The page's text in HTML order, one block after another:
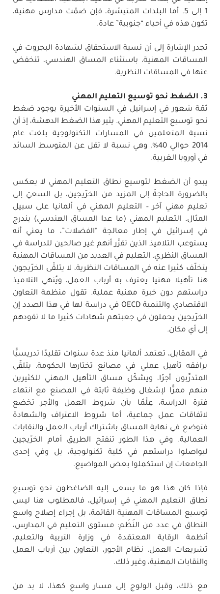
1 إلى 5. أما البلدات المتيسّرة، فإن ضمّت مدارس مهنية،
تكون هذه في أحياء “جنوبية” عادة.
تجدر الإشارة إلى أن نسبة الاستحقاق لشهادة البجروت في
المساقات المهنية، باستثناء المساق الهندسي، تنخفض
عنها في المساقات النظرية.
3. الضغط نحو توسيع التعليم المهني
ثمّة شعور في إسرائيل في السنوات الأخيرة بوجود ضغط
نحو توسيع التعليم المهني. يثير هذا الضغط الدهشة، إذ أن
نسبة المتعلمين في المسارات التكنولوجية بلغت عام
2014 حوالي 40%، وهي نسبة لا تقل عن المتوسط السائد
في أوروبا الغربية.
يبدو أن الضغط لتوسيع نطاق التعليم المهني لا يعكس
بالضرورة الحاجةَ إلى المزيد من الخرّيجين، بل السعيَ إلى
تعليم مهني آخر – التعليم المهني في ألمانيا على سبيل
المثال. التعليم المهني (ما عدا المساق الهندسي) يندرج
في إسرائيل في إطار معالجة “الفضلات”، ما يعني أنه
يستوعب التلاميذ الذين تقرَّر أنهم غير صالحين للدراسة في
المساق النظري. التعليم في العديد من المساقات المهنية
يتخلّف كثيرا عنه في المساقات النظرية، لا يتلقّى الخرّيجون
هنا تأهيلا مهنيا يعترف به أرباب العمل، ويُنهي التلاميذ
دراستهم دون خبرة مهنية عملية. تقول منظمة التعاون
الاقتصادي والتنمية OECD في دراسة لها في هذا الصدد إن
الخرّيجين يحملون في جعبتهم شهادات كثيرا ما لا تقودهم
إلى أي مكان.
في المقابل، تعتمد ألمانيا منذ عدة سنوات تقليدًا تدريسيًّا
يرافقه تأهيل عملي في مصانع تختارها الحكومة. يتلقّى
المتدرِّبون أجرًا، ويشكّل مساق التأهيل المهني للكثيرين
منهم ممرًّا لإشغال وظيفة ثابتة في المصنع مع انتهاء
فترة الدراسة، عِلْمًا بأن شروط العمل والأجر تخضع
لاتفاقات عمل جماعية، أما شروط الاعتراف والشهادة
فتوضع في نهاية المساق باشتراك أرباب العمل والنقابات
العمالية. وفي هذا الطور تنفتح الطريق أمام الخرّيجين
ليواصلوا دراستهم في كلية تكنولوجية، بل وفي إحدى
الجامعات إن استكملوا بعض المواضيع.
فإذا كان هذا هو ما يسعى إليه الضاغطون نحو توسيع
نطاق التعليم المهني في إسرائيل، فالمطلوب هنا ليس
توسيع المساقات المهنية القائمة، بل إجراء إصلاح واسع
النطاق في عدد من النُظُم: مستوى التعليم في المدارس،
أنظمة الرقابة المعتمَدة في وزارة التربية والتعليم،
تشريعات العمل، نظام الأجور، التعاون بين أرباب العمل
والنقابات المهنية، وغير ذلك.
مع ذلك، وقبل الولوج إلى مسار واسع كهذا، لا بد من